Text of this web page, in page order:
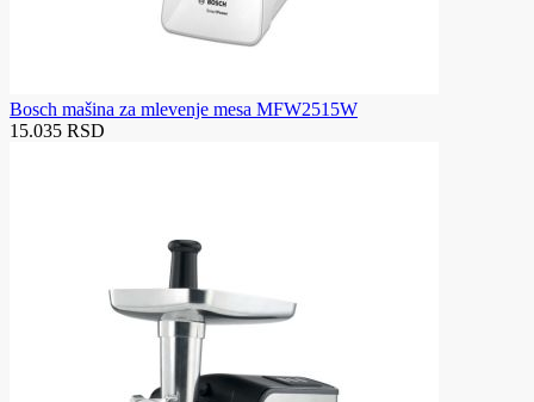
Bosch mašina za mlevenje mesa MFW2515W
15.035 RSD